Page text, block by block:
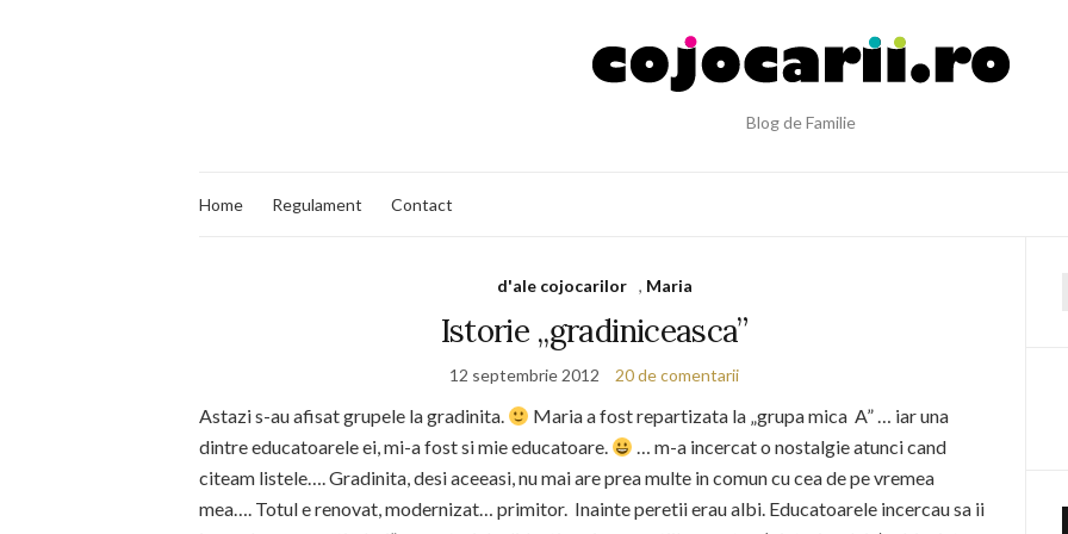
Blog de Familie
Home Regulament Contact
d'ale cojocarilor , Maria
Istorie „gradiniceasca”
12 septembrie 2012 20 de comentarii
Astazi s-au afisat grupele la gradinita.
Maria a fost repartizata la „grupa mica A” … iar una
dintre educatoarele ei, mi-a fost si mie educatoare.
… m-a incercat o nostalgie atunci cand
citeam listele…. Gradinita, desi aceeasi, nu mai are prea multe in comun cu cea de pe vremea
mea…. Totul e renovat, modernizat… primitor. Inainte peretii erau albi. Educatoarele incercau sa ii